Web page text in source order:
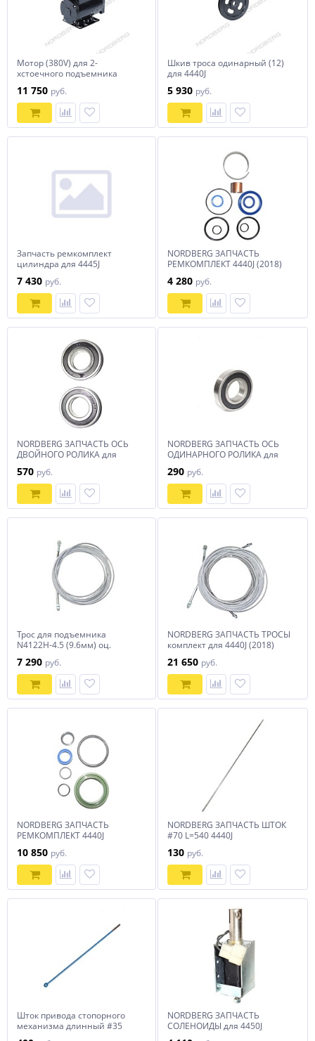
Мотор (380V) для 2-
хстоечного подъемника
11 750 руб.
Шкив троса одинарный (12)
для 4440J
5 930 руб.
Запчасть ремкомплект
цилиндра для 4445J
7 430 руб.
NORDBERG ЗАПЧАСТЬ
РЕМКОМПЛЕКТ 4440J (2018)
4 280 руб.
NORDBERG ЗАПЧАСТЬ ОСЬ
ДВОЙНОГО РОЛИКА для
570 руб.
NORDBERG ЗАПЧАСТЬ ОСЬ
ОДИНАРНОГО РОЛИКА для
290 руб.
Трос для подъемника
N4122H-4.5 (9.6мм) оц.
7 290 руб.
NORDBERG ЗАПЧАСТЬ ТРОСЫ
комплект для 4440J (2018)
21 650 руб.
NORDBERG ЗАПЧАСТЬ
РЕМКОМПЛЕКТ 4440J
10 850 руб.
NORDBERG ЗАПЧАСТЬ ШТОК
#70 L=540 4440J
130 руб.
Шток привода стопорного
механизма длинный #35
NORDBERG ЗАПЧАСТЬ
СОЛЕНОИДЫ для 4450J